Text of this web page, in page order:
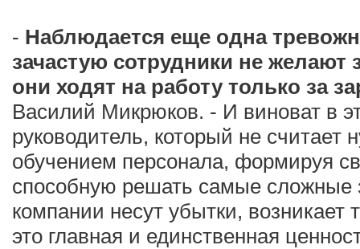
- Наблюдается еще одна
зачастую сотрудники не желают
они ходят на работу только за
Василий Микрюков. - И виноват в
руководитель, который не считает
обучением персонала, формируя
способную решать самые сложные
компании несут убытки, возникает
это главная и единственная